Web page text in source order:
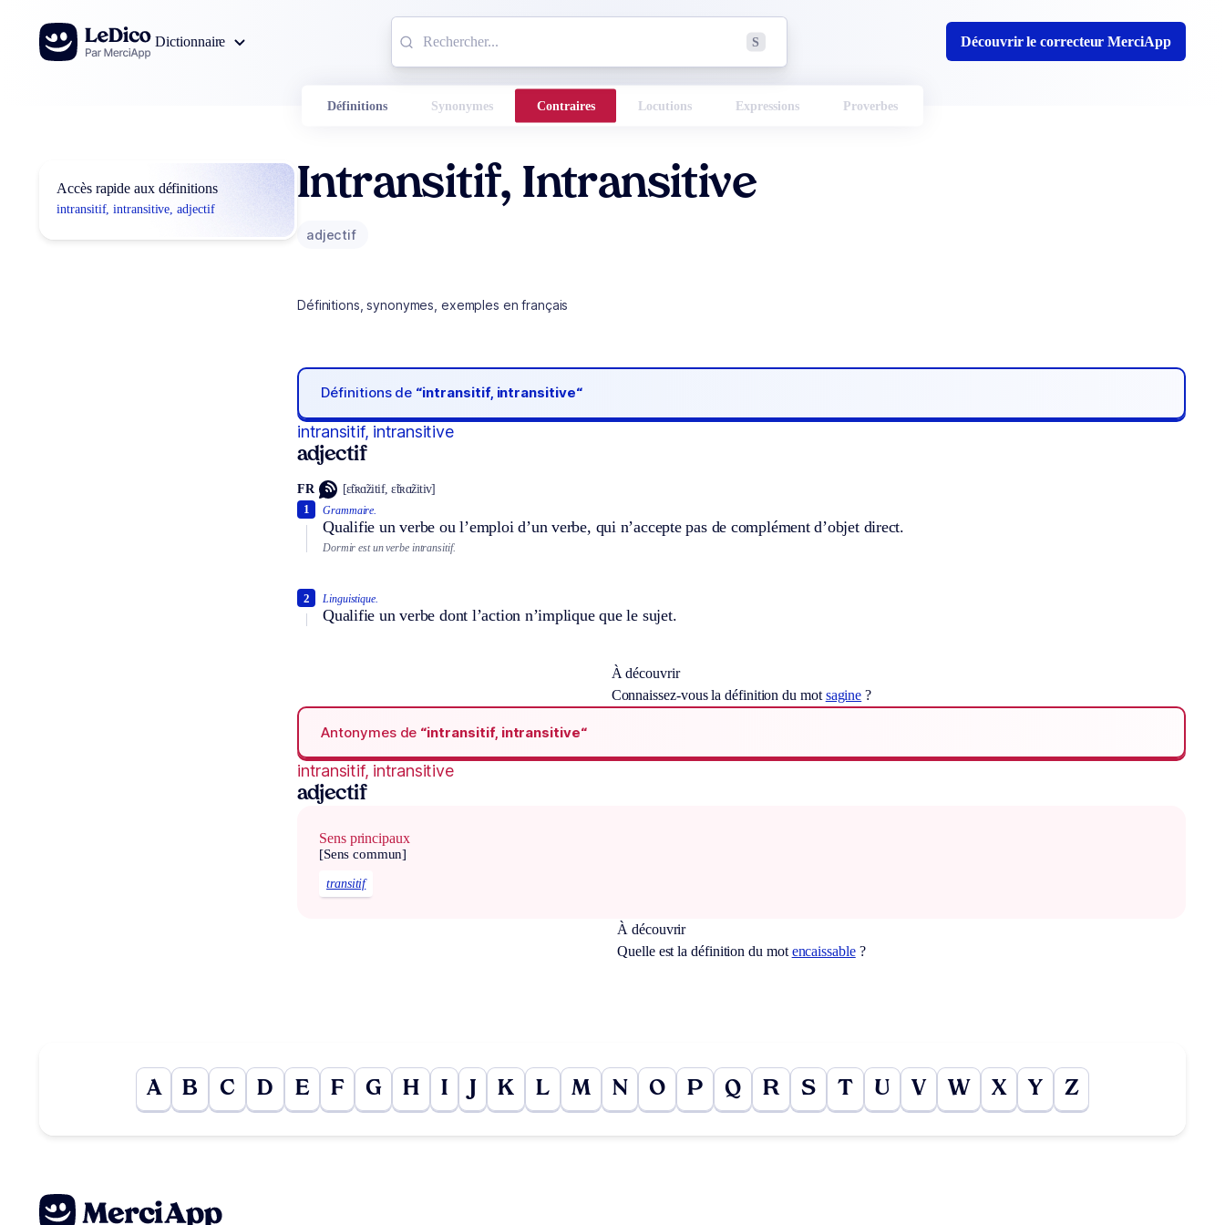
Aller au contenu
Dictionnaire
S Découvrir le correcteur MerciApp
Définitions Synonymes Contraires Locutions Expressions Proverbes
Accès rapide aux définitions
intransitif, intransitive, adjectif
Intransitif, Intransitive
adjectif
Définitions, synonymes, exemples en français
Définitions de “intransitif, intransitive“
intransitif, intransitive
adjectif
FR [ɛ̃tʀɑ̃zitif, ɛ̃tʀɑ̃zitiv]
Grammaire.
Qualifie un verbe ou l’emploi d’un verbe, qui n’accepte pas de complément d’objet direct.
1
Dormir est un verbe intransitif.
Linguistique.
Qualifie un verbe dont l’action n’implique que le sujet.
2
À découvrir
Connaissez-vous la définition du mot sagine ?
Antonymes de “intransitif, intransitive“
intransitif, intransitive
adjectif
Sens principaux
[Sens commun]
transitif
À découvrir
Quelle est la définition du mot encaissable?
A B C D E F G H I J K L M N O P Q R S T U V W X Y Z